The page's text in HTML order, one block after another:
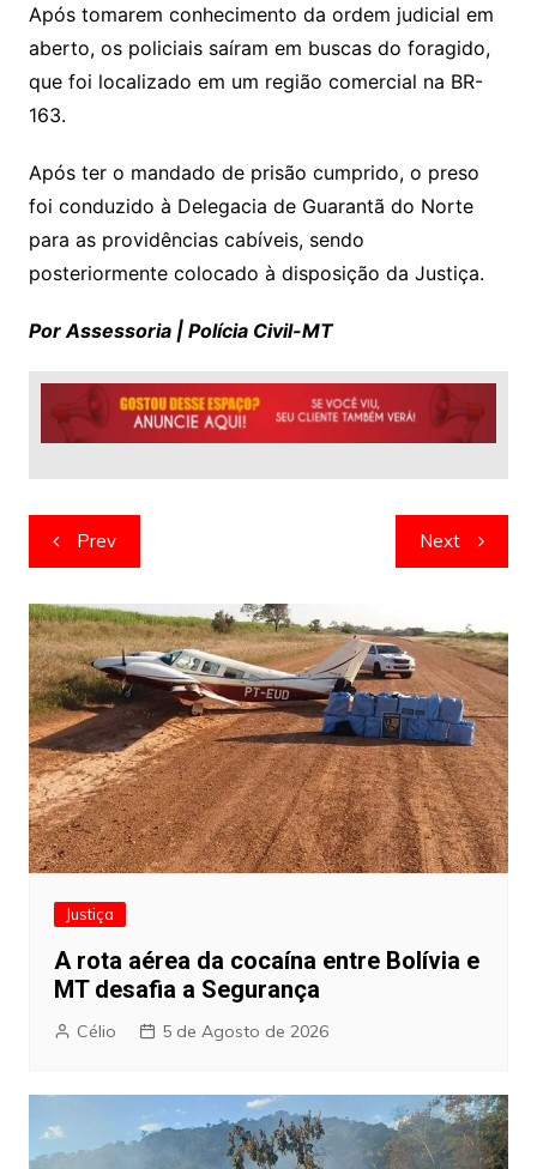
Após tomarem conhecimento da ordem judicial em
aberto, os policiais saíram em buscas do foragido,
que foi localizado em um região comercial na BR-
163.
Após ter o mandado de prisão cumprido, o preso
foi conduzido à Delegacia de Guarantã do Norte
para as providências cabíveis, sendo
posteriormente colocado à disposição da Justiça.
Por Assessoria | Polícia Civil-MT
Navegação
de
artigos
Prev Next
Justiça
A rota aérea da cocaína entre Bolívia e
MT desafia a Segurança
Célio 5 de Agosto de 2026